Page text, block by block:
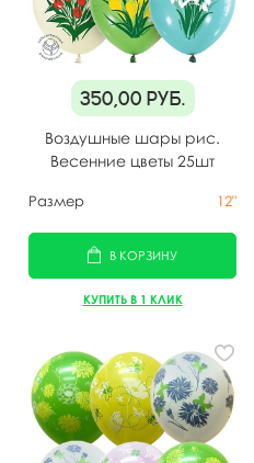
350,00 руб.
Воздушные шары рис.
Весенние цветы 25шт
Размер 12"
В КОРЗИНУ
КУПИТЬ В 1 КЛИК